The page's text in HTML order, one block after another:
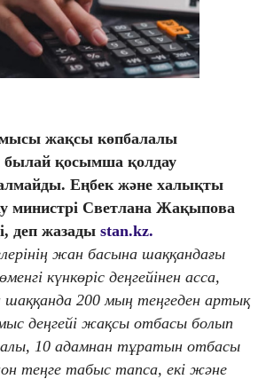
жақсы көпбалалы
былай қосымша қолдау
Еңбек және халықты
министрі Светлана Жақыпова
деп жазады stan.kz.
жан басына шаққандағы
күнкөріс деңгейінен асса,
шаққанда 200 мың теңгеден артық
деңгейі жақсы отбасы болып
10 адамнан тұратын отбасы
теңге табыс тапса, екі және